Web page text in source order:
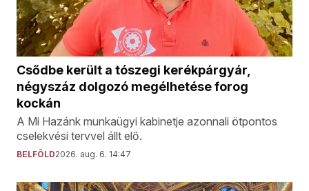
Csődbe került a tószegi kerékpárgyár,
négyszáz dolgozó megélhetése forog
kockán
A Mi Hazánk munkaügyi kabinetje azonnali ötpontos
cselekvési tervvel állt elő.
BELFÖLD2026. aug. 6. 14:47